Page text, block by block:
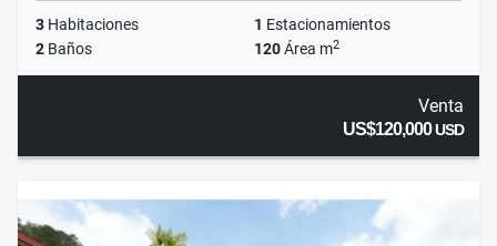
3 Habitaciones 1 Estacionamientos
2 Baños 120Área m2
Venta
US$120,000USD